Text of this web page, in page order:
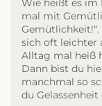
Wie heißt es im
mal mit
sich oft leichter
Alltag mal heiß
Dann bist du
manchmal so
du